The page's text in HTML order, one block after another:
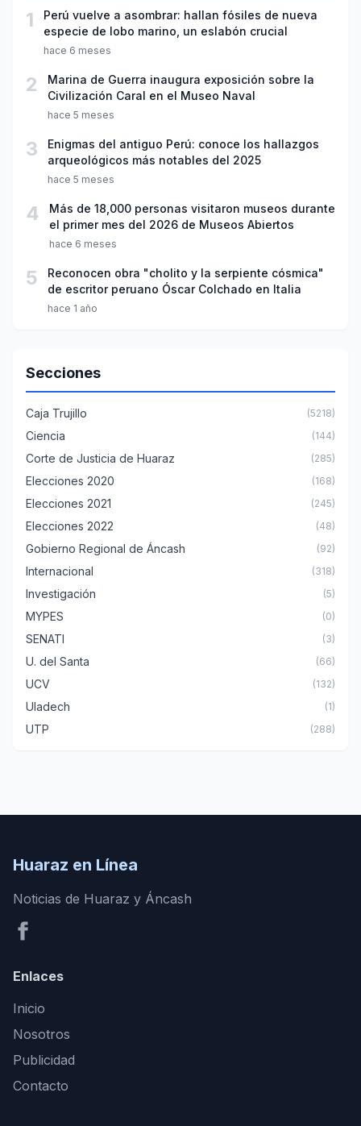
1
Perú vuelve a asombrar: hallan fósiles de nueva
especie de lobo marino, un eslabón crucial
hace 6 meses
2
Marina de Guerra inaugura exposición sobre la
Civilización Caral en el Museo Naval
hace 5 meses
3
Enigmas del antiguo Perú: conoce los hallazgos
arqueológicos más notables del 2025
hace 5 meses
4
Más de 18,000 personas visitaron museos durante
el primer mes del 2026 de Museos Abiertos
hace 6 meses
5
Reconocen obra "cholito y la serpiente cósmica"
de escritor peruano Óscar Colchado en Italia
hace 1 año
Secciones
Caja Trujillo (5218)
Ciencia (144)
Corte de Justicia de Huaraz (285)
Elecciones 2020 (168)
Elecciones 2021 (245)
Elecciones 2022 (48)
Gobierno Regional de Áncash (92)
Internacional (318)
Investigación (5)
MYPES (0)
SENATI (3)
U. del Santa (66)
UCV (132)
Uladech (1)
UTP (288)
Huaraz en Línea
Noticias de Huaraz y Áncash
Enlaces
Inicio
Nosotros
Publicidad
Contacto